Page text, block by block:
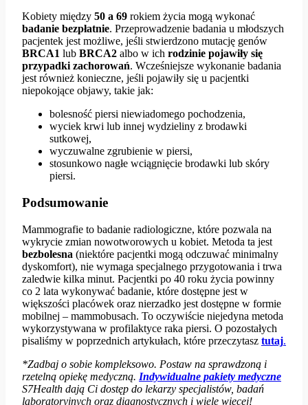
Kobiety między 50 a 69 rokiem życia mogą wykonać
badanie bezpłatnie. Przeprowadzenie badania u młodszych
pacjentek jest możliwe, jeśli stwierdzono mutację genów
BRCA1 lub BRCA2 albo w ich rodzinie pojawiły się
przypadki zachorowań. Wcześniejsze wykonanie badania
jest również konieczne, jeśli pojawiły się u pacjentki
niepokojące objawy, takie jak:
bolesność piersi niewiadomego pochodzenia,
wyciek krwi lub innej wydzieliny z brodawki
sutkowej,
wyczuwalne zgrubienie w piersi,
stosunkowo nagłe wciągnięcie brodawki lub skóry
piersi.
Podsumowanie
Mammografie to badanie radiologiczne, które pozwala na
wykrycie zmian nowotworowych u kobiet. Metoda ta jest
bezbolesna (niektóre pacjentki mogą odczuwać minimalny
dyskomfort), nie wymaga specjalnego przygotowania i trwa
zaledwie kilka minut. Pacjentki po 40 roku życia powinny
co 2 lata wykonywać badanie, które dostępne jest w
większości placówek oraz nierzadko jest dostępne w formie
mobilnej – mammobusach. To oczywiście niejedyna metoda
wykorzystywana w profilaktyce raka piersi. O pozostałych
pisaliśmy w poprzednich artykułach, które przeczytasz tutaj.
*Zadbaj o sobie kompleksowo. Postaw na sprawdzoną i
rzetelną opiekę medyczną. Indywidualne pakiety medyczne
S7Health dają Ci dostęp do lekarzy specjalistów, badań
laboratoryjnych oraz diagnostycznych i wiele więcej!